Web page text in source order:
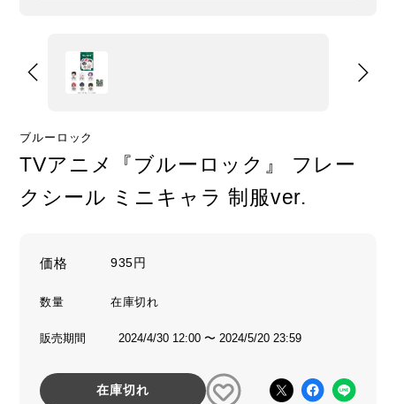
ブルーロック
TVアニメ『ブルーロック』 フレー
クシール ミニキャラ 制服ver.
価格 935円
数量
販売期間 2024/4/30 12:00 〜 2024/5/20 23:59
在庫切れ